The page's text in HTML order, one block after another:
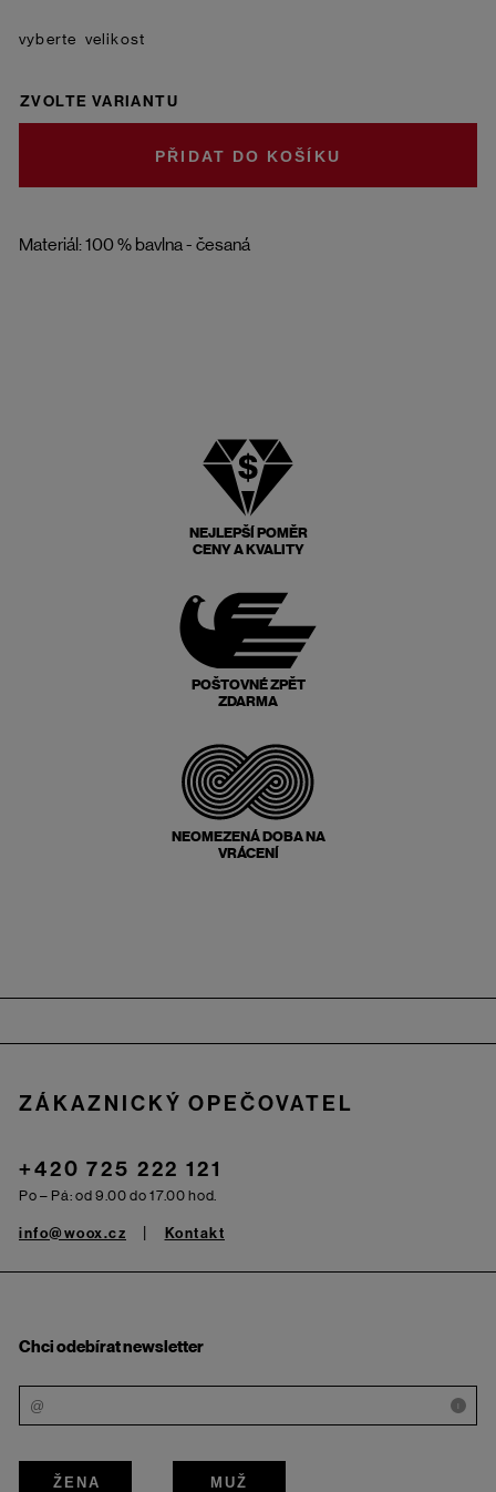
Materiál: 100 % bavlna - česaná
velikost
ZVOLTE VARIANTU
DO KOŠÍKU
NEJLEPŠÍ POMĚR
CENY A KVALITY
POŠTOVNÉ ZPĚT
ZDARMA
NEOMEZENÁ DOBA NA
VRÁCENÍ
ZÁKAZNICKÝ OPEČOVATEL
+420 725 222 121
Po – Pá: od 9.00 do 17.00 hod.
info@woox.cz Kontakt
Chci odebírat newsletter
i
ŽENA MUŽ